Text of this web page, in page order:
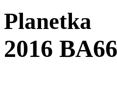
Planetka
2016 BA66